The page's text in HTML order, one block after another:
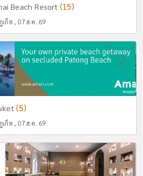
Beach Resort (15)
เก็ต , 07 ส.ค. 69
(5)
เก็ต , 07 ส.ค. 69